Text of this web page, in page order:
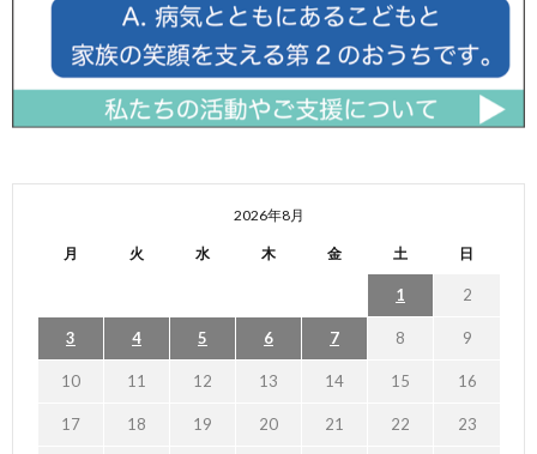
2026年8月
月 火 水 木 金 土 日
1 2
3 4 5 6 7 8 9
10 11 12 13 14 15 16
17 18 19 20 21 22 23